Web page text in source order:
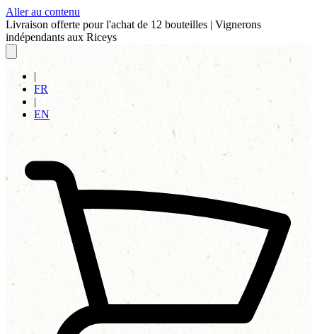
Aller au contenu
Livraison offerte pour l'achat de 12 bouteilles | Vignerons
indépendants aux Riceys
|
FR
|
EN